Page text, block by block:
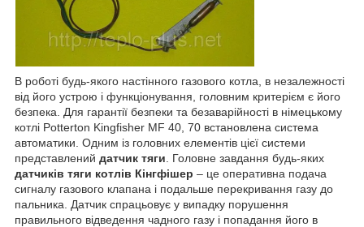
В роботі будь-якого настінного газового котла, в незалежності
від його устрою і функціонування, головним критерієм є його
безпека. Для гарантії безпеки та безаварійності в німецькому
котлі Potterton Kingfisher MF 40, 70 встановлена система
автоматики. Одним із головних елементів цієї системи
представлений датчик тяги . Головне завдання будь-яких
датчиків тяги котлів Кінгфішер – це оперативна подача
сигналу газового клапана і подальше перекривання газу до
пальника. Датчик спрацьовує у випадку порушення
правильного відведення чадного газу і попадання його в